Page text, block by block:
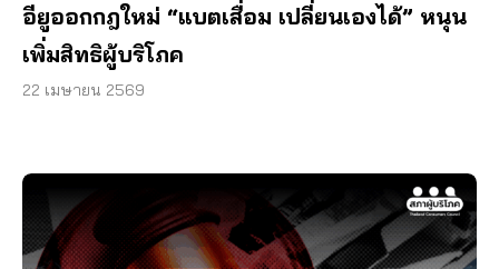
อียูออกกฎใหม่ “แบตเสื่อม เปลี่ยนเองได้” หนุน
เพิ่มสิทธิผู้บริโภค
22 เมษายน 2569